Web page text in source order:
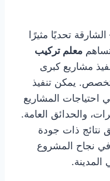
تحديًا مثيرًا
معلم تركيب
مشاريع كبرى
يمكن تنفيذ
احتياجات المشاريع
والحدائق العامة.
نتائج ذات جودة
في نجاح المشروع
المدينة.